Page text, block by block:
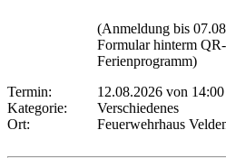
(Anmeldung bis
Formular hinterm
Ferienprogramm)
Termin:
12.08.2026 von 14:00
Kategorie:
Verschiedenes
Ort:
Feuerwehrhaus